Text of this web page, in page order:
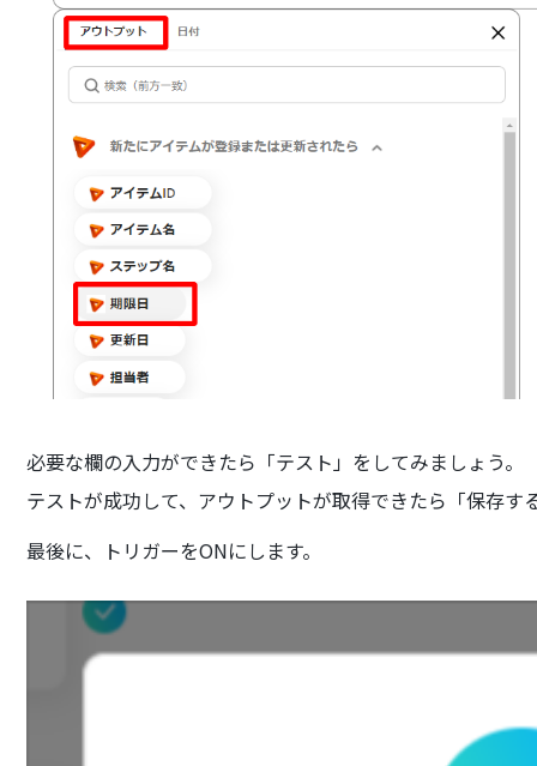
必要な欄の入力ができたら「テスト」をしてみましょう。
テストが成功して、アウトプットが取得できたら「保存す
最後に、トリガーをONにします。